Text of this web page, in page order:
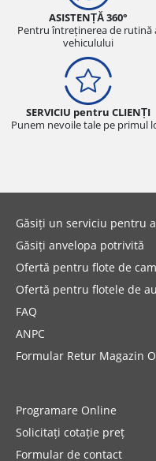
ASISTENȚĂ 360°
Pentru întreținerea de rutină
vehiculului
SERVICIU pentru CLIENȚI
Punem nevoile tale pe primul
Găsiți un serviciu pentru
Găsiți anvelopa potrivită
Ofertă pentru flote de
Ofertă pentru flotele de
FAQ
ANPC
Formular Retur Magazin
Programare Online
Solicitați cotație preț
Formular de contact